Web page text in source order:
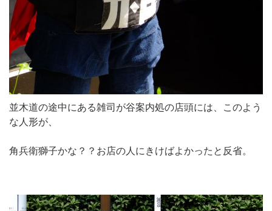
並木道の途中にある雑司が谷案内処の店頭には、このよう
な人形が、
角兵衛獅子かな？？お店の人にきけばよかったと反省。